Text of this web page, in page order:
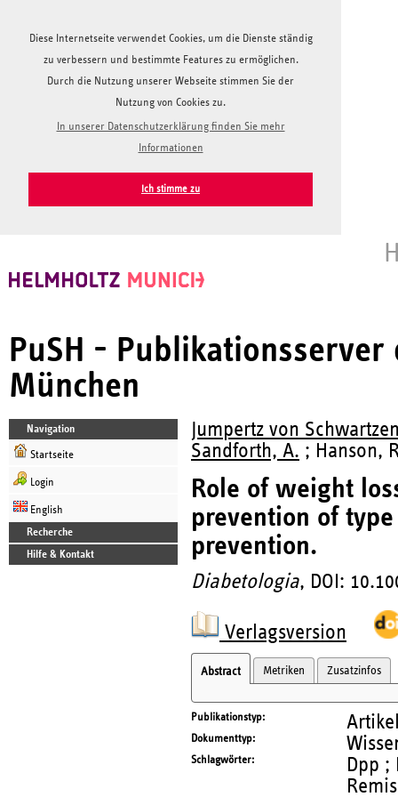
Diese Internetseite verwendet Cookies, um die Dienste ständig
zu verbessern und bestimmte Features zu ermöglichen.
Durch die Nutzung unserer Webseite stimmen Sie der
Nutzung von Cookies zu.
In unserer Datenschutzerklärung finden Sie mehr
Informationen
Ich stimme zu
PuSH -
München
Navigation
Startseite
Login
English
Recherche
Hilfe & Kontakt
Jumpertz von
Sandforth, A. ; Hanson,
Role of weight
prevention of
prevention.
Diabetologia, DOI:
Verlagsversion
Abstract Metriken Zusatzinfos
Publikationstyp
Dokumenttyp
Schlagwörter
Dpp ;